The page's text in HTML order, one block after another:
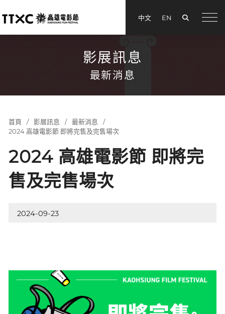
中文 EN
影展訊息
最新消息
首頁 影展訊息
最新消息
2024 高雄電影節 即將完售及完售場次
2024 高雄電影節 即將完
售及完售場次
2024-09-23